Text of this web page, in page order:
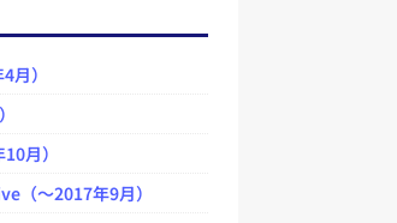
月）
月）
（～2017年9月）